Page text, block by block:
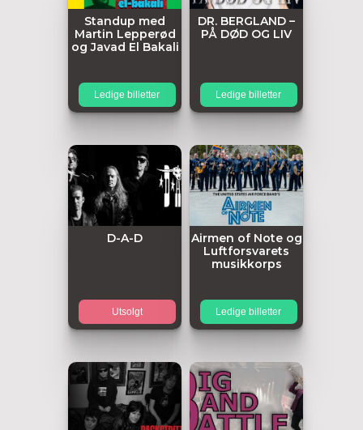
Standup med
Martin Lepperød
og Javad El Bakali
Ledige billetter
DR. BERGLAND –
PÅ DØD OG LIV
Ledige billetter
D-A-D
Utsolgt
Airmen of Note og
Luftforsvarets
musikkorps
Ledige billetter